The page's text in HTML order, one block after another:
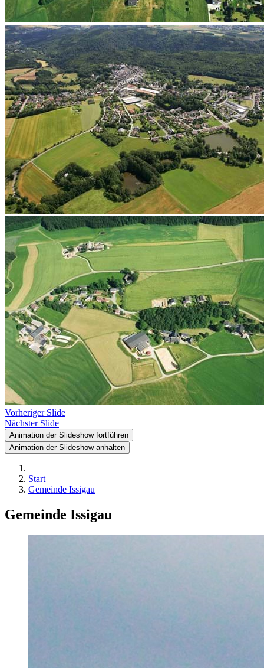
Vorheriger Slide
Nächster Slide
Animation der Slideshow fortführen
Animation der Slideshow anhalten
Start
Gemeinde Issigau
Gemeinde Issigau